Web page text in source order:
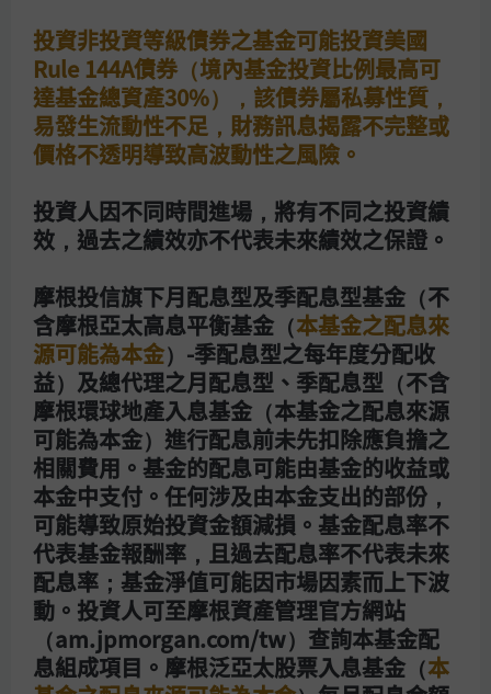
投資非投資等級債券之基金可能投資美國
Rule 144A債券（境內基金投資比例最高可
達基金總資產30%），該債券屬私募性質，
易發生流動性不足，財務訊息揭露不完整或
價格不透明導致高波動性之風險。
投資人因不同時間進場，將有不同之投資績
效，過去之績效亦不代表未來績效之保證。
摩根投信旗下月配息型及季配息型基金（不
含摩根亞太高息平衡基金（本基金之配息來
源可能為本金）-季配息型之每年度分配收
益）及總代理之月配息型、季配息型（不含
摩根環球地產入息基金（本基金之配息來源
可能為本金）進行配息前未先扣除應負擔之
相關費用。基金的配息可能由基金的收益或
本金中支付。任何涉及由本金支出的部份，
可能導致原始投資金額減損。基金配息率不
代表基金報酬率，且過去配息率不代表未來
配息率；基金淨值可能因市場因素而上下波
動。投資人可至摩根資產管理官方網站
（am.jpmorgan.com/tw）查詢本基金配
息組成項目。摩根泛亞太股票入息基金（本
長期定期定額投資基金，
有助第一桶金的累積速度
定期定額投資基金長期投
資打造增值空間
開始定期定額買基金
相關文章